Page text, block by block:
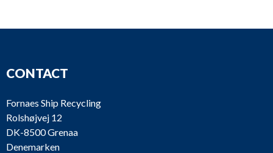
CONTACT
Fornaes Ship Recycling
Rolshøjvej 12
DK-8500 Grenaa
Denemarken